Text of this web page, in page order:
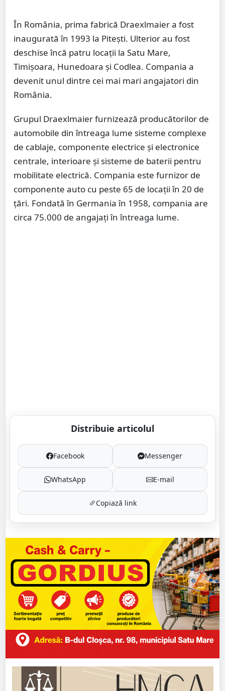
În România, prima fabrică Draexlmaier a fost
inaugurată în 1993 la Pitești. Ulterior au fost
deschise încă patru locații la Satu Mare,
Timișoara, Hunedoara și Codlea. Compania a
devenit unul dintre cei mai mari angajatori din
România.
Grupul Draexlmaier furnizează producătorilor de
automobile din întreaga lume sisteme complexe
de cablaje, componente electrice și electronice
centrale, interioare și sisteme de baterii pentru
mobilitate electrică. Compania este furnizor de
componente auto cu peste 65 de locații în 20 de
țări. Fondată în Germania în 1958, compania are
circa 75.000 de angajați în întreaga lume.
Distribuie articolul
Facebook Messenger
WhatsApp E-mail
Copiază link